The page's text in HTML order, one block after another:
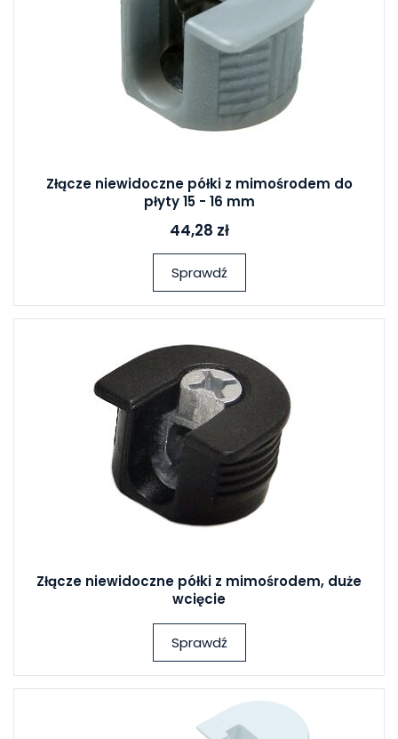
Złącze niewidoczne półki z mimośrodem do
płyty 15 - 16 mm
44,28 zł
Sprawdź
Złącze niewidoczne półki z mimośrodem, duże
wcięcie
Sprawdź